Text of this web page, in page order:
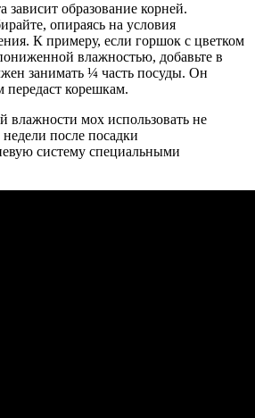
зависит образование корней.
опираясь на условия
К примеру, если горшок с цветком
влажностью, добавьте в
занимать ¼ часть посуды. Он
передаст корешкам.
мох использовать не
после посадки
систему специальными